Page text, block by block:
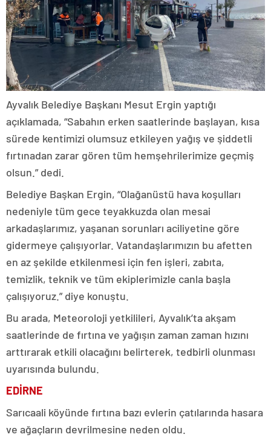
Ayvalık Belediye Başkanı Mesut Ergin yaptığı
açıklamada, “Sabahın erken saatlerinde başlayan, kısa
sürede kentimizi olumsuz etkileyen yağış ve şiddetli
fırtınadan zarar gören tüm hemşehrilerimize geçmiş
olsun.” dedi.
Belediye Başkan Ergin, “Olağanüstü hava koşulları
nedeniyle tüm gece teyakkuzda olan mesai
arkadaşlarımız, yaşanan sorunları aciliyetine göre
gidermeye çalışıyorlar. Vatandaşlarımızın bu afetten
en az şekilde etkilenmesi için fen işleri, zabıta,
temizlik, teknik ve tüm ekiplerimizle canla başla
çalışıyoruz.” diye konuştu.
Bu arada, Meteoroloji yetkilileri, Ayvalık’ta akşam
saatlerinde de fırtına ve yağışın zaman zaman hızını
arttırarak etkili olacağını belirterek, tedbirli olunması
uyarısında bulundu.
EDİRNE
Sarıcaali köyünde fırtına bazı evlerin çatılarında hasara
ve ağaçların devrilmesine neden oldu.